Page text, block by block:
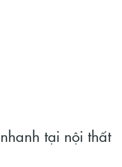
tại nội thất